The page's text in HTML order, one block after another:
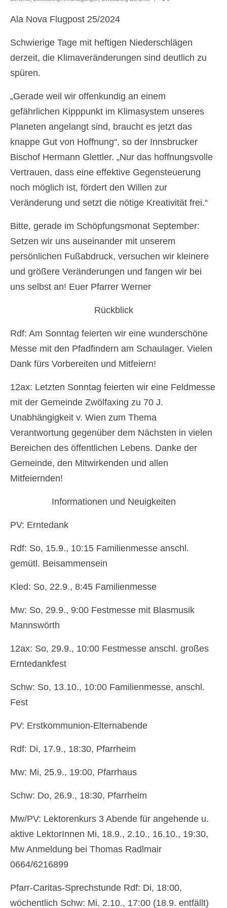
Erstkommunion
Erwachsenen-Firmung
Versöhnung
Krankensalbung
Wiedereintritt
Begräbnis
Datenschutz
Pfarre Mannswörth
Newsfeed
Gottesdienste
Unsere Angebote
Jungschar
MinistrantInnen
Familienmesse
Mannswörth Pfarrgemeinderat
Pfarre Rannersdorf-Kledering
Chronik Kirche Rannersdorf
Pfarre Schwechat
Kontakt
Menschen
Pfarre Zwölfaxing
Newsfeed
Kontakt
Menschen in der Pfarre Zwölfaxing
Ala Nova Flugpost 25/2024
Schwierige Tage mit heftigen Niederschlägen
derzeit, die Klimaveränderungen sind deutlich zu
spüren.
„Gerade weil wir offenkundig an einem
gefährlichen Kipppunkt im Klimasystem unseres
Planeten angelangt sind, braucht es jetzt das
knappe Gut von Hoffnung“, so der Innsbrucker
Bischof Hermann Glettler. „Nur das hoffnungsvolle
Vertrauen, dass eine effektive Gegensteuerung
noch möglich ist, fördert den Willen zur
Veränderung und setzt die nötige Kreativität frei.“
Bitte, gerade im Schöpfungsmonat September:
Setzen wir uns auseinander mit unserem
persönlichen Fußabdruck, versuchen wir kleinere
und größere Veränderungen und fangen wir bei
uns selbst an! Euer Pfarrer Werner
Rückblick
Rdf: Am Sonntag feierten wir eine wunderschöne
Messe mit den Pfadfindern am Schaulager. Vielen
Dank fürs Vorbereiten und Mitfeiern!
12ax: Letzten Sonntag feierten wir eine Feldmesse
mit der Gemeinde Zwölfaxing zu 70 J.
Unabhängigkeit v. Wien zum Thema
Verantwortung gegenüber dem Nächsten in vielen
Bereichen des öffentlichen Lebens. Danke der
Gemeinde, den Mitwirkenden und allen
Mitfeiernden!
Informationen und Neuigkeiten
PV: Erntedank
Rdf: So, 15.9., 10:15 Familienmesse anschl.
gemütl. Beisammensein
Kled: So, 22.9., 8:45 Familienmesse
Mw: So, 29.9., 9:00 Festmesse mit Blasmusik
Mannswörth
12ax: So, 29.9., 10:00 Festmesse anschl. großes
Erntedankfest
Schw: So, 13.10., 10:00 Familienmesse, anschl.
Fest
PV: Erstkommunion-Elternabende
Rdf: Di, 17.9., 18:30, Pfarrheim
Mw: Mi, 25.9., 19:00, Pfarrhaus
Schw: Do, 26.9., 18:30, Pfarrheim
Mw/PV: Lektorenkurs 3 Abende für angehende u.
aktive LektorInnen Mi, 18.9., 2.10., 16.10., 19:30,
Mw Anmeldung bei Thomas Radlmair
0664/6216899
Pfarr-Caritas-Sprechstunde Rdf: Di, 18:00,
wöchentlich Schw: Mi, 2.10., 17:00 (18.9. entfällt)